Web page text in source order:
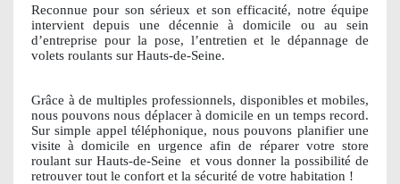
Reconnue pour son sérieux et son efficacité, notre équipe
intervient depuis une décennie à domicile ou au sein
d’entreprise pour la pose, l’entretien et le dépannage de
volets roulants sur Hauts-de-Seine.
Grâce à de multiples professionnels, disponibles et mobiles,
nous pouvons nous déplacer à domicile en un temps record.
Sur simple appel téléphonique, nous pouvons planifier une
visite à domicile en urgence afin de réparer votre store
roulant sur Hauts-de-Seine
et vous donner la possibilité de
retrouver tout le confort et la sécurité de votre habitation !